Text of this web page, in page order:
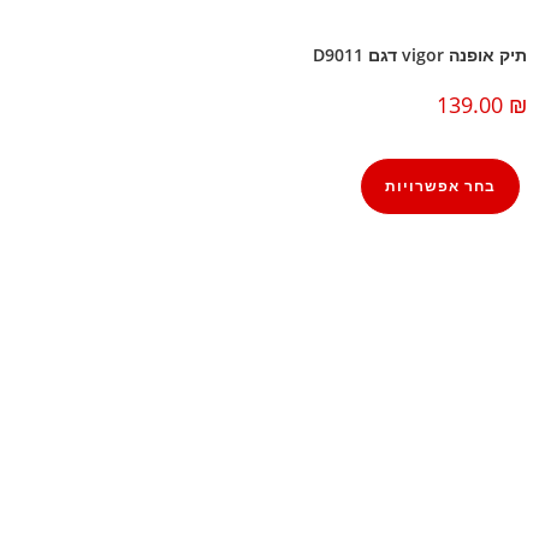
תיק אופנה vigor דגם D9011
139.00 ₪
בחר אפשרויות